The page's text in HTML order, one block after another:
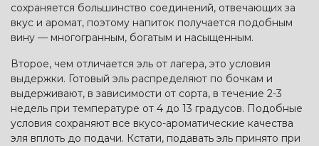
сохраняется большинство соединений, отвечающих за
вкус и аромат, поэтому напиток получается подобным
вину — многогранным, богатым и насыщенным.
Второе, чем отличается эль от лагера, это условия
выдержки. Готовый эль распределяют по бочкам и
выдерживают, в зависимости от сорта, в течение 2-3
недель при температуре от 4 до 13 градусов. Подобные
условия сохраняют все вкусо-ароматические качества
эля вплоть до подачи. Кстати, подавать эль принято при